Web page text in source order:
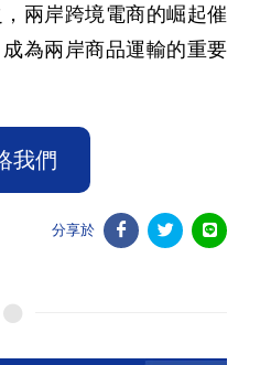
兩岸跨境電商的崛起催
為兩岸商品運輸的重要
我們
分享於